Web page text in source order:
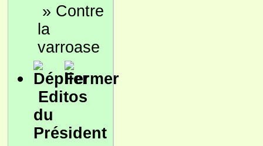
» Contre
la
varroase
Editos
du
Président